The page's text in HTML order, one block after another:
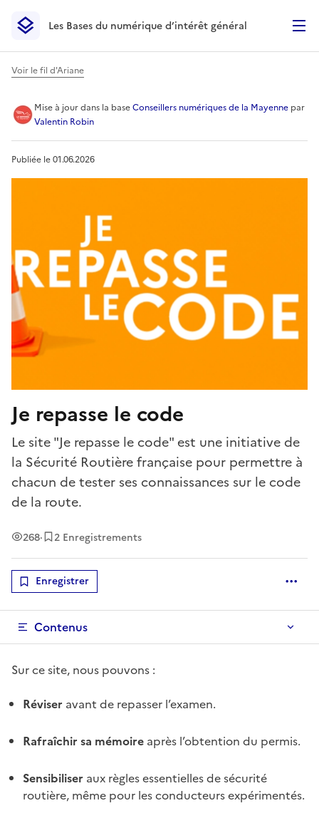
Les Bases du numérique d’intérêt général- Retour à la
Les Bases du numérique d’intérêt général
Voir le fil d'Ariane
Je repasse le code
Mise à jourdans la baseConseillers numériques de la Mayenne par
Valentin Robin
Publiée le01.06.2026
Je repasse le code
Le site "Je repasse le code" est une initiative de
la Sécurité Routière française pour permettre à
chacun de tester ses connaissances sur le code
de la route.
268Vues
· 2 Enregistrements
Enregistrer
Contenus
Sur ce site, nous pouvons :
Réviser avant de repasser l’examen.
Rafraîchir sa mémoire après l’obtention du permis.
Sensibiliser aux règles essentielles de sécurité
routière, même pour les conducteurs expérimentés.